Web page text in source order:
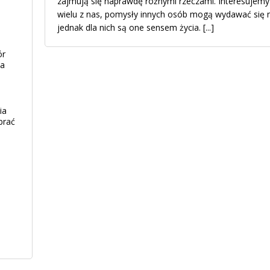
wielu z nas, pomysły innych osób mogą wydawać
jednak dla nich są one sensem życia. [...]